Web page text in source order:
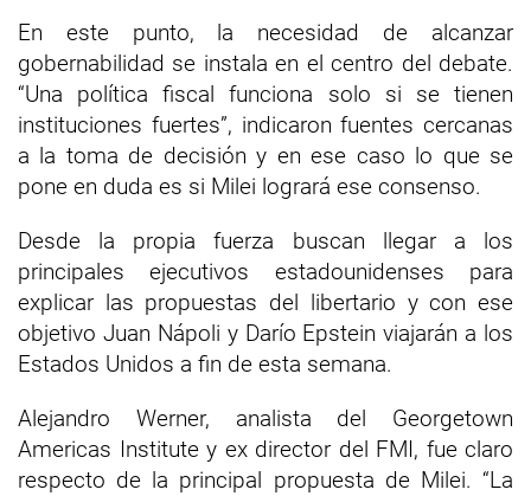
En este punto, la necesidad de alcanzar
gobernabilidad se instala en el centro del debate.
“Una política fiscal funciona solo si se tienen
instituciones fuertes”, indicaron fuentes cercanas
a la toma de decisión y en ese caso lo que se
pone en duda es si Milei logrará ese consenso.
Desde la propia fuerza buscan llegar a los
principales ejecutivos estadounidenses para
explicar las propuestas del libertario y con ese
objetivo Juan Nápoli y Darío Epstein viajarán a los
Estados Unidos a fin de esta semana.
Alejandro Werner, analista del Georgetown
Americas Institute y ex director del FMI, fue claro
respecto de la principal propuesta de Milei. “La